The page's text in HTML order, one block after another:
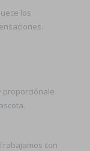
los
proporciónale
con